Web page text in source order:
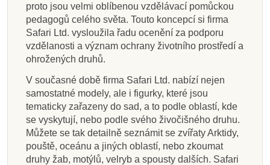
proto jsou velmi oblíbenou vzdělávací pomůckou
pedagogů celého světa. Touto koncepcí si firma
Safari Ltd. vysloužila řadu ocenění za podporu
vzdělanosti a význam ochrany životního prostředí a
ohrožených druhů.
V současné době firma Safari Ltd. nabízí nejen
samostatné modely, ale i figurky, které jsou
tematicky zařazeny do sad, a to podle oblastí, kde
se vyskytují, nebo podle svého živočišného druhu.
Můžete se tak detailně seznámit se zvířaty Arktidy,
pouště, oceánu a jiných oblastí, nebo zkoumat
druhy žab, motýlů, velryb a spousty dalších. Safari